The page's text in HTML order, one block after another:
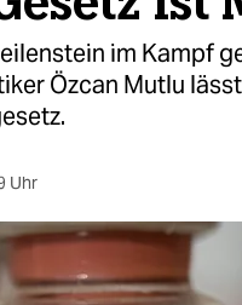
im Kampf
Özcan Mutlu
Uhr